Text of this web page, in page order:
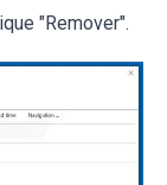
"Remover".